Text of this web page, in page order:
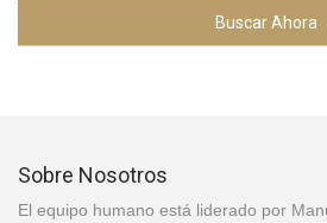
Buscar Ahora
Sobre Nosotros
El equipo humano está liderado por